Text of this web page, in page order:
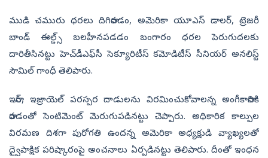
ముడి చమురు ధరలు దిగిరావడం, అమెరికా యూఎస్‌ డాలర్, ట్రెజరీ
బాండ్‌ ఈల్డ్స్‌ బలహీనపడడం బంగారం ధరల పెరుగుదలకు
దారితీసినట్టు హెచ్‌డీఎఫ్‌సీ సెక్యూరిటీస్‌ కమోడిటీస్‌ సీనియర్‌ అనలిస్ట్‌
సౌమిల్‌ గాంధీ తెలిపారు.
ఇరాన్, ఇజ్రాయెల్‌ పరస్పర దాడులను విరమించుకోవాలన్న అంగీకారానికి
రావడంతో సెంటిమెంట్‌ మెరుగుపడినట్టు చెప్పారు. అధికారిక కాల్పుల
విరమణ దిశగా పురోగతి ఉందన్న అమెరికా అధ్యక్షుడి వ్యాఖ్యలతో
ద్వైపాక్షిక పరిష్కారంపై అంచనాలు ఏర్పడినట్టు తెలిపారు. దీంతో ఇంధన